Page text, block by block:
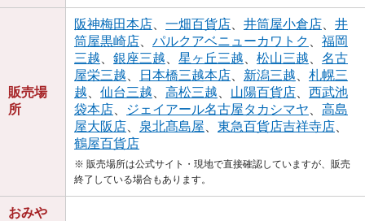
販売場
所
阪神梅田本店 一畑百貨店 井筒屋小倉店
井
筒屋黒崎店
パルクアベニューカワトク
福岡
三越
銀座三越 星ヶ丘三越 松山三越
名古
屋栄三越
日本橋三越本店 新潟三越
札幌三
越
仙台三越 高松三越 山陽百貨店
西武池
袋本店
ジェイアール名古屋タカシマヤ
高島
屋大阪店
泉北髙島屋 東急百貨店吉祥寺店
鶴屋百貨店
※ 販売場所は公式サイト・現地で直接確認していますが、販売
終了している場合もあります。
おみや